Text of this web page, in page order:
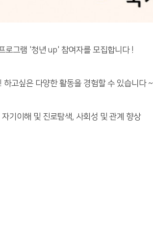
로그램 '청년 up' 참여자를 모집합니다 !
고싶은 다양한 활동을 경험할 수 있습니다 ~
기이해 및 진로탐색, 사회성 및 관계 향상